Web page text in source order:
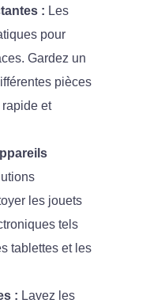
: Les
pour
Gardez un
pièces
et
les jouets
tels
tablettes et les
: Lavez les